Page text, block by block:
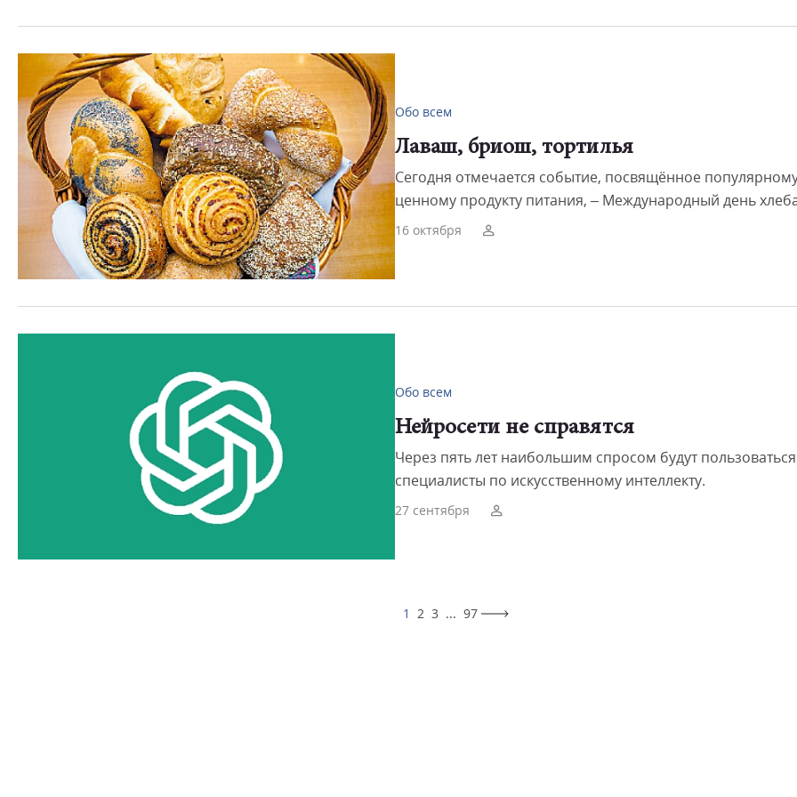
Обо всем
Лаваш, бриош, тортилья
Сегодня отмечается событие, посвящённое
ценному продукту питания, – Международный день
16 октября
Обо всем
Нейросети не справятся
Через пять лет наибольшим спросом будут пользоваться
специалисты по искусственному интеллекту.
27 сентября
1 2 3 ... 97